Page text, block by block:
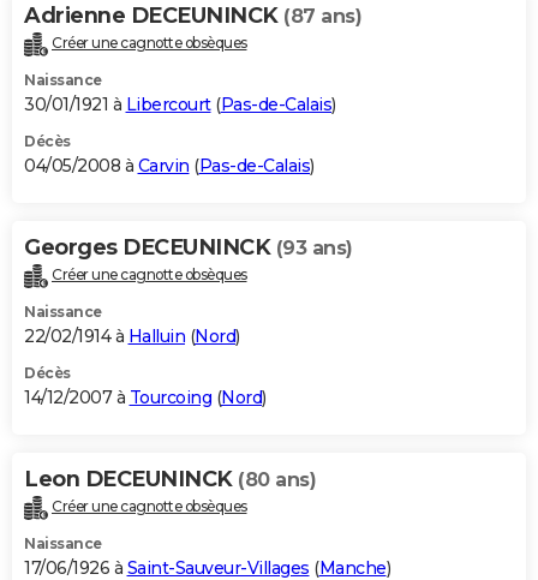
Adrienne DECEUNINCK (87 ans)
Créer une cagnotte obsèques
Naissance
30/01/1921 à Libercourt(Pas-de-Calais)
Décès
04/05/2008 à Carvin (Pas-de-Calais)
Georges DECEUNINCK (93 ans)
Créer une cagnotte obsèques
Naissance
22/02/1914 à Halluin (Nord)
Décès
14/12/2007 à Tourcoing (Nord)
Leon DECEUNINCK (80 ans)
Créer une cagnotte obsèques
Naissance
17/06/1926 à Saint-Sauveur-Villages (Manche)